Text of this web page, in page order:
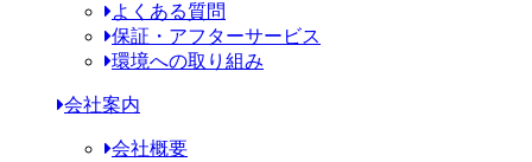
よくある質問
保証・アフターサービス
環境への取り組み
会社案内
会社概要